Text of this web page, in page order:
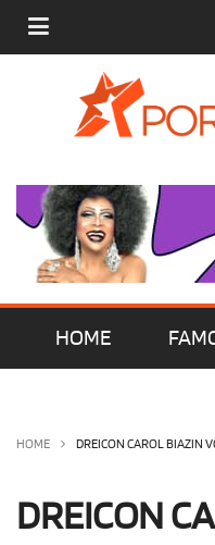
HOME
OLHA ISSO!
HOME DREICON CAROL BIAZIN
DREICON